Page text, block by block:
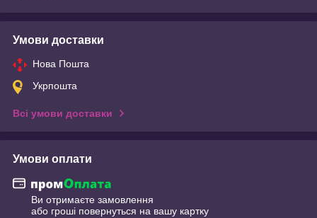
Умови доставки
Нова Пошта
Укрпошта
Всі умови доставки
Умови оплати
Ви отримаєте замовлення
або гроші повернуться на вашу картку